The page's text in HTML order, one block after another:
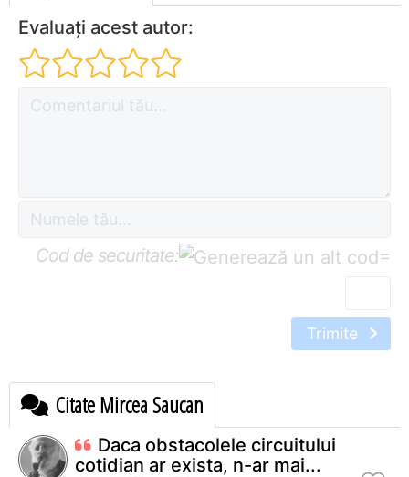
Evaluați acest autor:
Cod de securitate: =
Trimite
Citate Mircea Saucan
Daca obstacolele circuitului
cotidian ar exista, n-ar mai...